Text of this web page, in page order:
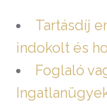
Tartásdíj
indokolt és
Foglaló